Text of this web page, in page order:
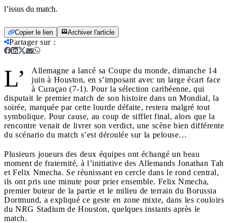
l’issus du match.
Copier le lien Archiver l'article
Partager sur:
L’
Allemagne a lancé sa Coupe du monde, dimanche 14
juin à Houston, en s’imposant avec un large écart face
à Curaçao (7-1). Pour la sélection caribéenne, qui
disputait le premier match de son histoire dans un Mondial, la
soirée, marquée par cette lourde défaite, restera malgré tout
symbolique. Pour cause, au coup de sifflet final, alors que la
rencontre venait de livrer son verdict, une scène bien différente
du scénario du match s’est déroulée sur la pelouse…
Plusieurs joueurs des deux équipes ont échangé un beau
moment de fraternité, à l’initiative des Allemands Jonathan Tah
et Felix Nmecha. Se réunissant en cercle dans le rond central,
ils ont pris une minute pour prier ensemble. Felix Nmecha,
premier buteur de la partie et le milieu de terrain du Borussia
Dortmund, a expliqué ce geste en zone mixte, dans les couloirs
du NRG Stadium de Houston, quelques instants après le
match.